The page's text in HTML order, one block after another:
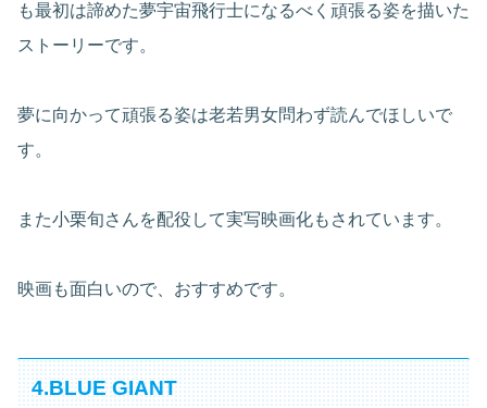
も最初は諦めた夢宇宙飛行士になるべく頑張る姿を描いた
ストーリーです。
夢に向かって頑張る姿は老若男女問わず読んでほしいで
す。
また小栗旬さんを配役して実写映画化もされています。
映画も面白いので、おすすめです。
4.BLUE GIANT